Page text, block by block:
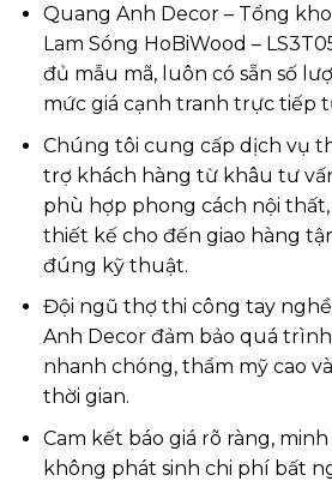
Quang Anh Decor – Tổng
Lam Sóng HoBiWood –
đủ mẫu mã, luôn có sẵn số
mức giá cạnh tranh trực tiếp
Chúng tôi cung cấp dịch vụ
trợ khách hàng từ khâu tư
phù hợp phong cách nội
thiết kế cho đến giao hàng
đúng kỹ thuật.
Đội ngũ thợ thi công tay
Anh Decor đảm bảo quá
nhanh chóng, thẩm mỹ cao
thời gian.
Cam kết báo giá rõ ràng,
không phát sinh chi phí bất